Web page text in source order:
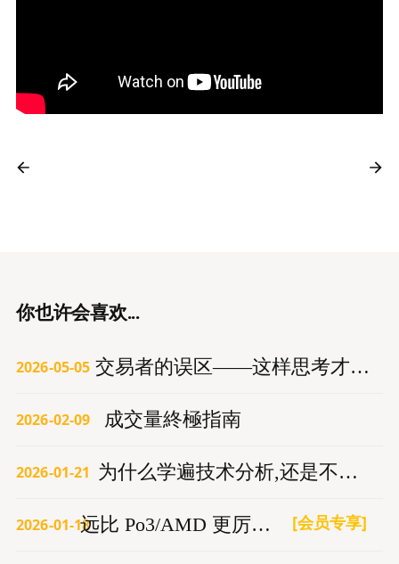
你也许会喜欢...
2026-05-05 交易者的误区——这样思考才能赚钱
2026-02-09 成交量終極指南
2026-01-21 为什么学遍技术分析,还是不赚钱？
2026-01-18 远比 Po3/AMD 更厉害的交易模型 [会员专享]